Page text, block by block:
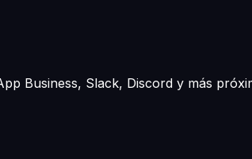
Business, Slack, Discord y más